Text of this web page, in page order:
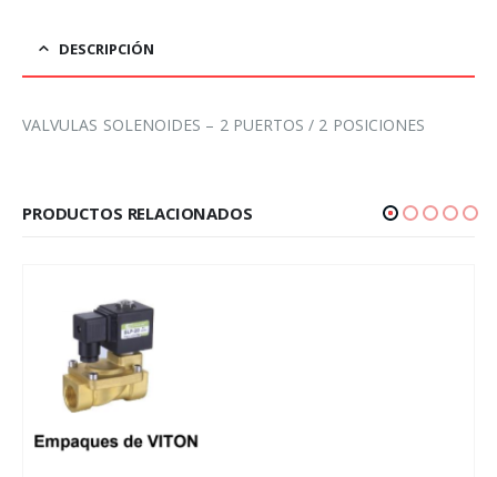
DESCRIPCIÓN
VALVULAS SOLENOIDES – 2 PUERTOS / 2 POSICIONES
PRODUCTOS RELACIONADOS